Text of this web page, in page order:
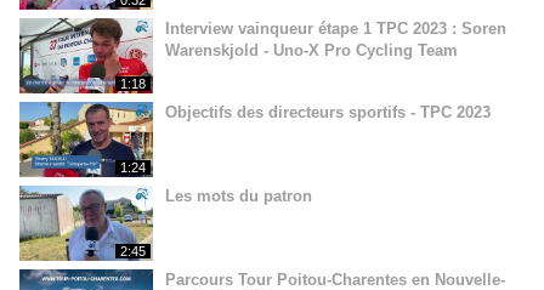
1:18
Interview vainqueur étape 1 TPC 2023 : Soren
Warenskjold - Uno-X Pro Cycling Team
1:24
Objectifs des directeurs sportifs - TPC 2023
2:45
Les mots du patron
Parcours Tour Poitou-Charentes en Nouvelle-